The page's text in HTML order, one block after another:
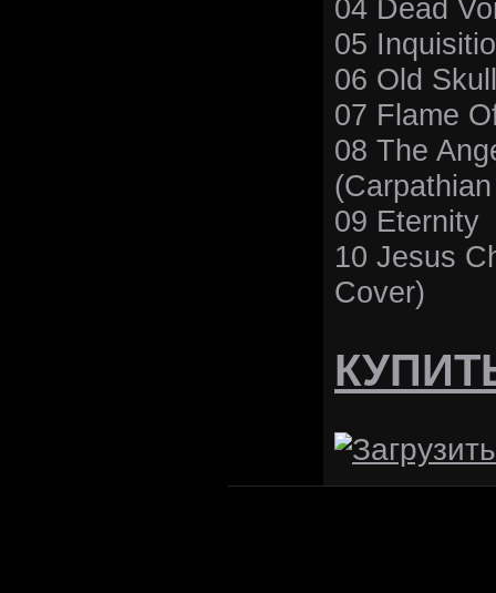
04 Dead
05
06 Old Skull
07 Flame
08 The
09 Eternity
10 Jesus
Cover)